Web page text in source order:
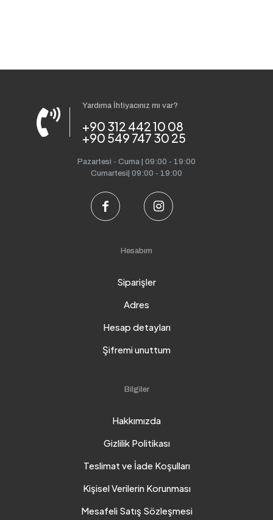
Yardıma İhtiyacınız mı var?
+90 312 442 10 08
+90 549 747 30 25
Pazartesi - Cuma | 09:00 - 19:00
Cumartesi| 09:00 - 19:00
Hesabım
Siparişler
Adres
Hesap detayları
Şifremi unuttum
Bilgiler
Hakkımızda
Gizlilik Politikası
Teslimat ve İade Koşulları
Kişisel Verilerin Korunması
Mesafeli Satış Sözleşmesi